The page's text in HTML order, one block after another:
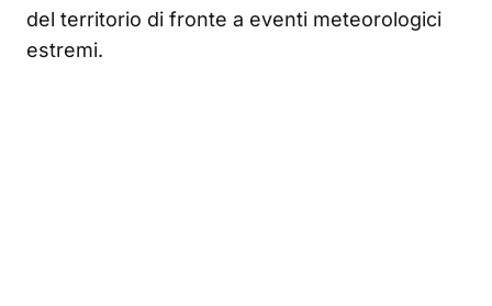
del territorio di fronte a eventi meteorologici
estremi.